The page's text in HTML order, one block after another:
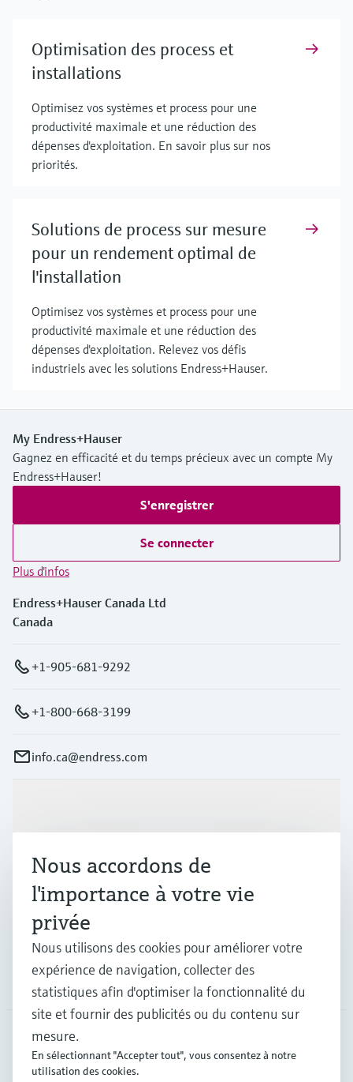
Optimisation des process et
installations
Optimisez vos systèmes et process pour une
productivité maximale et une réduction des
dépenses d'exploitation. En savoir plus sur nos
priorités.
Solutions de process sur mesure
pour un rendement optimal de
l'installation
Optimisez vos systèmes et process pour une
productivité maximale et une réduction des
dépenses d'exploitation. Relevez vos défis
industriels avec les solutions Endress+Hauser.
My Endress+Hauser
Gagnez en efficacité et du temps précieux avec un compte My
Endress+Hauser!
S'enregistrer
Se connecter
Plus d'infos
Endress+Hauser Canada Ltd
Canada
+1-905-681-9292
+1-800-668-3199
info.ca@endress.com
Industries
Support
Société
CAN•Français
Nous accordons de
l'importance à votre vie
privée
Nous utilisons des cookies pour améliorer votre
expérience de navigation, collecter des
statistiques afin d'optimiser la fonctionnalité du
site et fournir des publicités ou du contenu sur
mesure.
En sélectionnant "Accepter tout", vous consentez à notre
utilisation des cookies.